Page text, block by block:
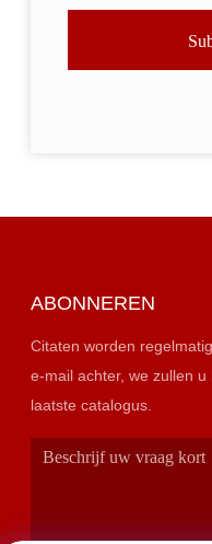
ABONNEREN
Citaten worden
e-mail achter, we zullen
laatste catalogus.